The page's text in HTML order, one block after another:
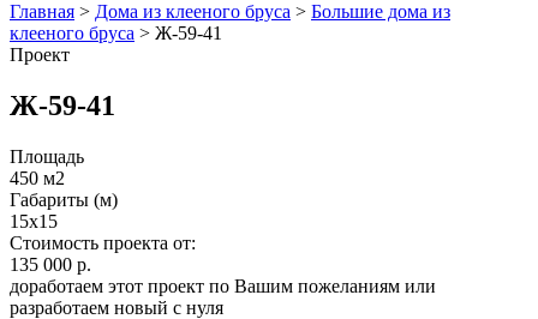
Главная > Дома из клееного бруса > Большие дома из
клееного бруса > Ж-59-41
Проект
Ж-59-41
Площадь
450 м2
Габариты (м)
15x15
Стоимость проекта от:
135 000 р.
доработаем этот проект по Вашим пожеланиям или
разработаем новый с нуля